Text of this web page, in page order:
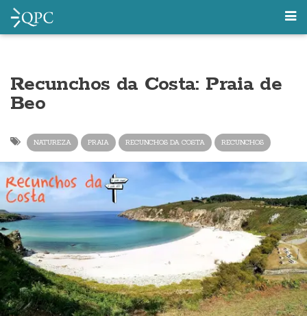
Recunchos da Costa: Praia de
Beo
NATUREZA PRAIA RECUNCHOS DA COSTA RECUNCHOS